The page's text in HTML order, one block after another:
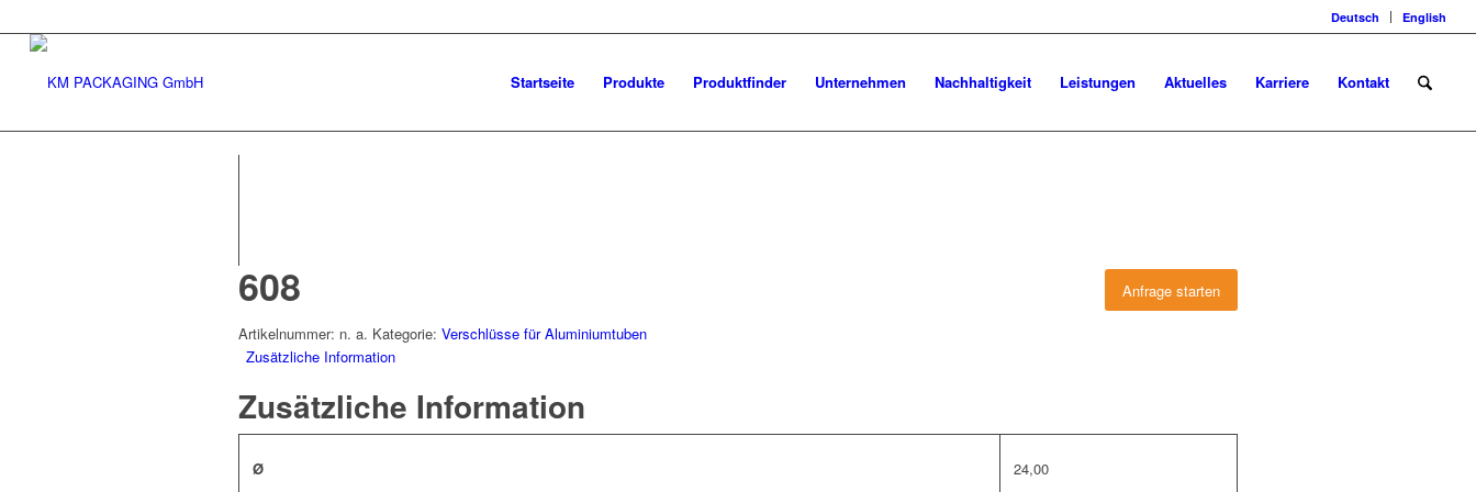
Deutsch English
Startseite Produkte Produktfinder Unternehmen Nachhaltigkeit Leistungen Aktuelles Karriere Kontakt
Anfrage starten
608
Artikelnummer: n. a. Kategorie: Verschlüsse für Aluminiumtuben
Zusätzliche Information
Zusätzliche Information
Ø 24,00